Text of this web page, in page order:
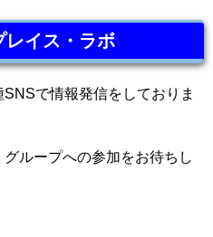
レイス・ラボ
で情報発信をしておりま
ループへの参加をお待ちし